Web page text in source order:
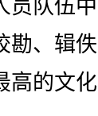
员队伍
勘、辑
的文化